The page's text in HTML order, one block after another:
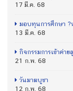
17 มี.ค. 68
มอบทุนการศึกษา ?
13 มี.ค. 68
กิจกรรมการเข้าค่า
21 ก.พ. 68
วันมาฆบูชา
12 ก.พ. 68